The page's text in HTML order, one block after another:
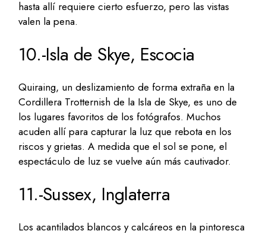
hasta allí requiere cierto esfuerzo, pero las vistas
valen la pena.
10.-Isla de Skye, Escocia
Quiraing, un deslizamiento de forma extraña en la
Cordillera Trotternish de la Isla de Skye, es uno de
los lugares favoritos de los fotógrafos. Muchos
acuden allí para capturar la luz que rebota en los
riscos y grietas. A medida que el sol se pone, el
espectáculo de luz se vuelve aún más cautivador.
11.-Sussex, Inglaterra
Los acantilados blancos y calcáreos en la pintoresca